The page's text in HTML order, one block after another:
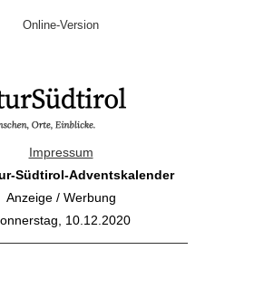
Online-Version
Impressum
Südtirol-Adventskalender
Anzeige / Werbung
10.12.2020